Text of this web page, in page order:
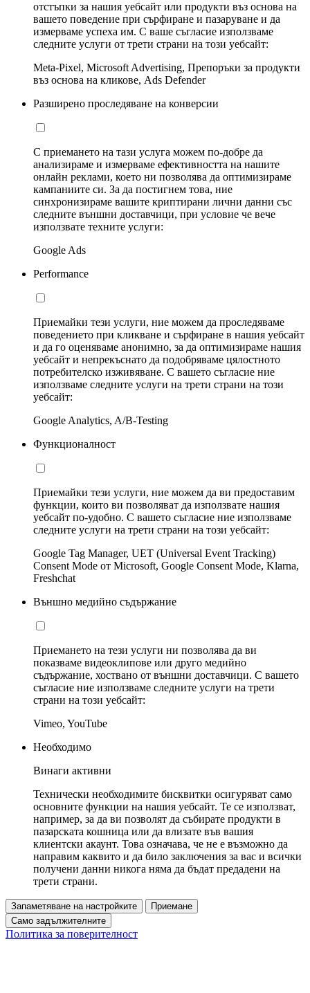
отстъпки за нашия уебсайт или продукти въз основа на
вашето поведение при сърфиране и пазаруване и да
измерваме успеха им. С ваше съгласие използваме
следните услуги от трети страни на този уебсайт:
Meta-Pixel, Microsoft Advertising, Препоръки за продукти
въз основа на кликове, Ads Defender
Разширено проследяване на конверсии
С приемането на тази услуга можем по-добре да
анализираме и измерваме ефективността на нашите
онлайн реклами, което ни позволява да оптимизираме
кампаниите си. За да постигнем това, ние
синхронизираме вашите криптирани лични данни със
следните външни доставчици, при условие че вече
използвате техните услуги:
Google Ads
Performance
Приемайки тези услуги, ние можем да проследяваме
поведението при кликване и сърфиране в нашия уебсайт
и да го оценяваме анонимно, за да оптимизираме нашия
уебсайт и непрекъснато да подобряваме цялостното
потребителско изживяване. С вашето съгласие ние
използваме следните услуги на трети страни на този
уебсайт:
Google Analytics, A/B-Testing
Функционалност
Приемайки тези услуги, ние можем да ви предоставим
функции, които ви позволяват да използвате нашия
уебсайт по-удобно. С вашето съгласие ние използваме
следните услуги на трети страни на този уебсайт:
Google Tag Manager, UET (Universal Event Tracking)
Consent Mode от Microsoft, Google Consent Mode, Klarna,
Freshchat
Външно медийно съдържание
Приемането на тези услуги ни позволява да ви
показваме видеоклипове или друго медийно
съдържание, хоствано от външни доставчици. С вашето
съгласие ние използваме следните услуги на трети
страни на този уебсайт:
Vimeo, YouTube
Необходимо
Винаги активни
Технически необходимите бисквитки осигуряват само
основните функции на нашия уебсайт. Те се използват,
например, за да ви позволят да събирате продукти в
пазарската кошница или да влизате във вашия
клиентски акаунт. Това означава, че не е възможно да
направим каквито и да било заключения за вас и всички
получени данни никога няма да бъдат предадени на
трети страни.
Запаметяване на настройките
Приемане
Само задължителните
Политика за поверителност